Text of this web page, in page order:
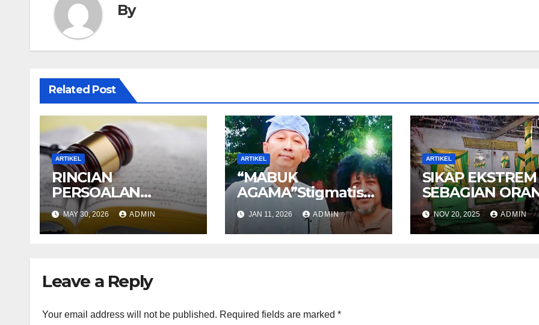
By
Related Post
ARTIKEL
RINCIAN
PERSOALAN
BERHUKUM
DENGAN SELAIN
HUKUM ALLAH
KITAB AT-TAUHID
MAY 30, 2026 ADMIN
ARTIKEL
“MABUK
AGAMA”Stigmatisas
i Sekuler terhadap
Ketaatan Beragama
seorang muslim
JAN 11, 2026 ADMIN
ARTIKEL
SIKAP EKSTREM
SEBAGIAN
YANG
KETURUNAN
NOV 20, 2025 ADMIN
Leave a Reply
Your email address will not be published. Required fields are marked *